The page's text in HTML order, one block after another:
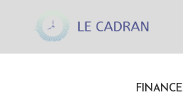
FINANCE